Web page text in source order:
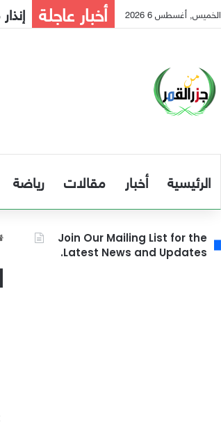
الخميس, أغسطس 6 2026 أخبار عاجلة
الرئيسية أخبار مقالات رياضة
Join Our Mailing List for the
Latest News and Updates.